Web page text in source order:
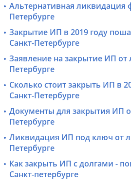
Альтернативная ликвидация
Петербурге
Закрытие ИП в 2019 году
Санкт-Петербурге
Заявление на закрытие ИП от
Петербурге
Сколько стоит закрыть ИП в
Санкт-Петербурге
Документы для закрытия ИП
Петербурге
Ликвидация ИП под ключ от
Петербурге
Как закрыть ИП с долгами -
Санкт-петербурге